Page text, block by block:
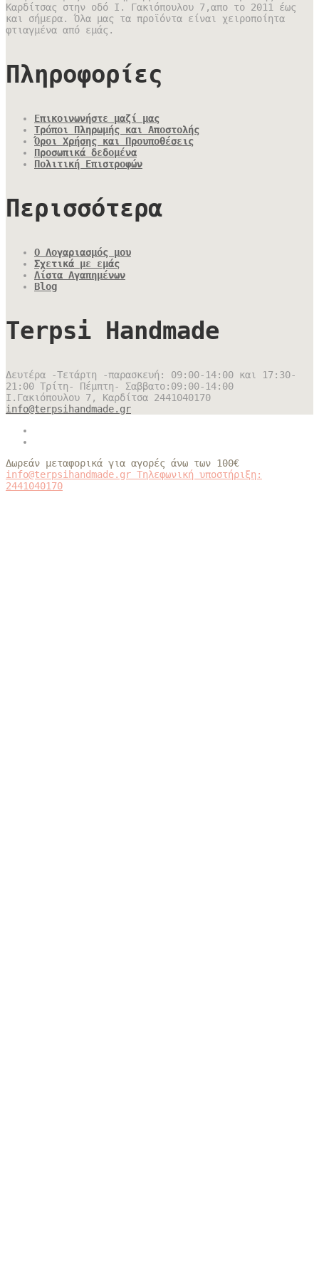
Καρδίτσας στην οδό Ι. Γακιόπουλου 7,απο το 2011 έως
και σήμερα. Όλα μας τα προϊόντα είναι χειροποίητα
φτιαγμένα από εμάς.
Πληροφορίες
Επικοινωνήστε μαζί μας
Τρόποι Πληρωμής και Αποστολής
Όροι Χρήσης και Προυποθέσεις
Προσωπικά δεδομένα
Πολιτική Επιστροφών
Περισσότερα
Ο Λογαριασμός μου
Σχετικά με εμάς
Λίστα Αγαπημένων
Blog
Terpsi Handmade
Δευτέρα -Τετάρτη -παρασκευή: 09:00-14:00 και 17:30-
21:00 Τρίτη- Πέμπτη- Σαββατο:09:00-14:00
Ι.Γακιόπουλου 7, Καρδίτσα 2441040170
info@terpsihandmade.gr
Δωρεάν μεταφορικά για αγορές άνω των 100€
info@terpsihandmade.gr Τηλεφωνική υποστήριξη:
2441040170